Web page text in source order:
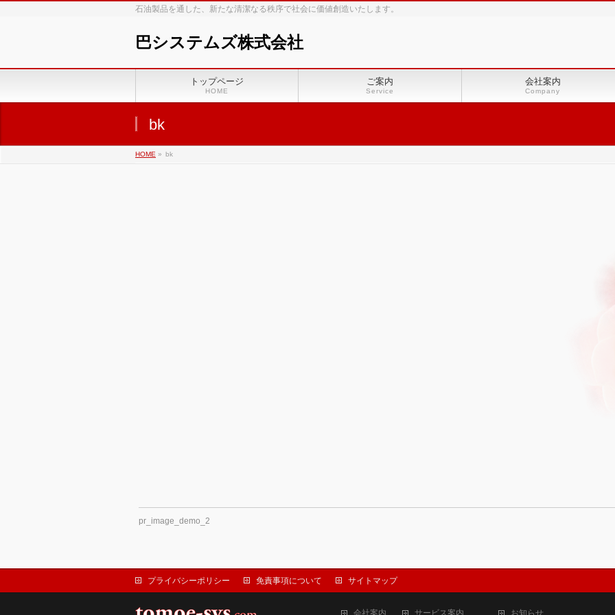
石油製品を通した、新たな清潔なる秩序で社会に価値創造いたします。
巴システムズ株式会社
トップページ
HOME
ご案内
Service
会社案内
Company
bk
HOME » bk
pr_image_demo_2
プライバシーポリシー 免責事項について サイトマップ
会社案内 サービス案内 お知らせ